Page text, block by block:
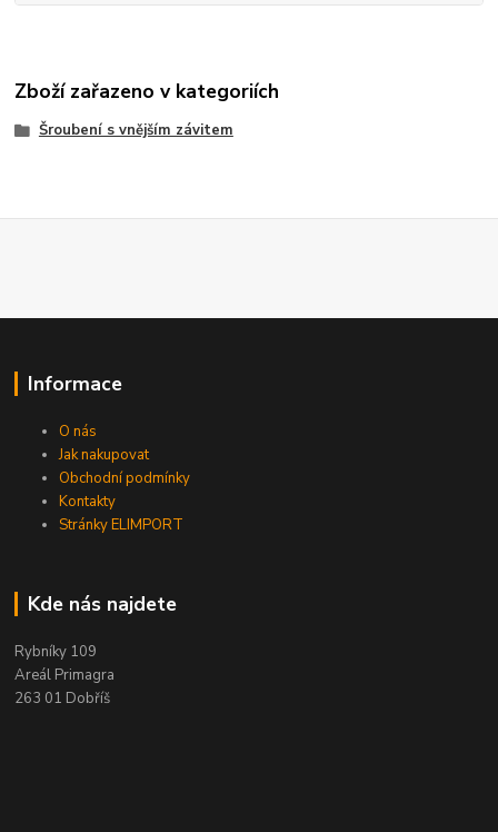
Zboží zařazeno v kategoriích
Šroubení s vnějším závitem
Informace
O nás
Jak nakupovat
Obchodní podmínky
Kontakty
Stránky ELIMPORT
Kde nás najdete
Rybníky 109
Areál Primagra
263 01 Dobříš